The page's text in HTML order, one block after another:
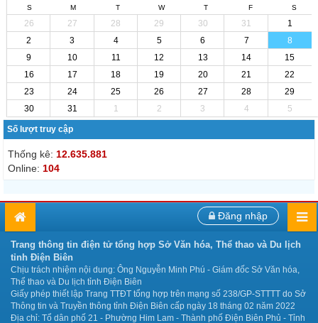
S M T W T F S
26 27 28 29 30 31
1
2
3 4 5 6 7
8
9
10 11 12 13 14
15
16
17 18 19 20 21
22
23
24 25 26 27 28
29
30
31 1 2 3 4 5
Số lượt truy cập
Thống kê: 12.635.881
Online: 104
Đăng nhập
Trang thông tin điện tử tổng hợp Sở Văn hóa, Thể thao và Du lịch
tỉnh Điện Biên
Chịu trách nhiệm nội dung: Ông Nguyễn Minh Phú - Giám đốc Sở Văn hóa,
Thể thao và Du lịch tỉnh Điện Biên
Giấy phép thiết lập Trang TTĐT tổng hợp trên mạng số 238/GP-STTTT do Sở
Thông tin và Truyền thông tỉnh Điện Biên cấp ngày 18 tháng 02 năm 2022
Địa chỉ: Tổ dân phố 21 - Phường Him Lam - Thành phố Điện Biên Phủ - Tỉnh